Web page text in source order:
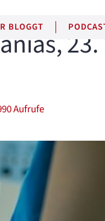
BLOGGT
23.
Aufrufe